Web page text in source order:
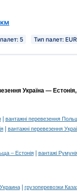
5 Тип палет:
Україна —
|
вантажні перевезення
| вантажні перевезення
– Естонія|
вантажі
|
грузоперевозки